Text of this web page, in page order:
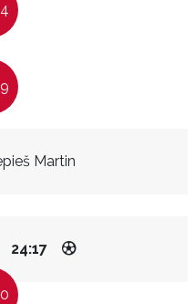
Martin
24:17